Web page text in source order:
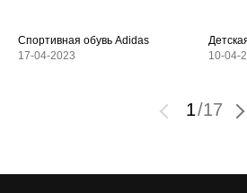
Спортивная обувь Adidas
17-04-2023
10-04-
1/17